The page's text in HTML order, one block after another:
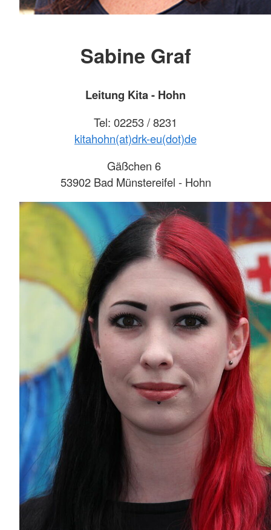
Sabine Graf
Leitung Kita - Hohn
Tel: 02253 / 8231
kitahohn(at)drk-eu(dot)de
Gäßchen 6
53902 Bad Münstereifel - Hohn